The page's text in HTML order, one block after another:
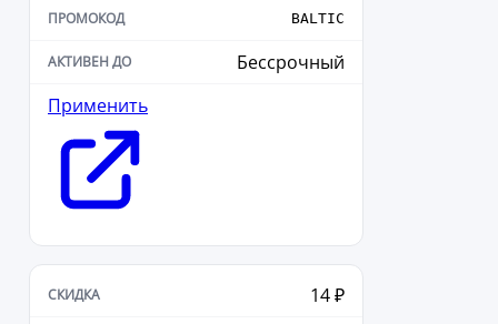
BALTIC
Бессрочный
Применить
14 ₽